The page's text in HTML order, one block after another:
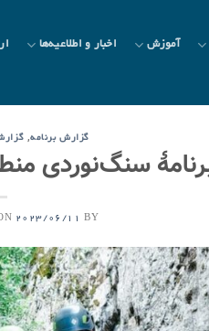
آموزش اخبار و اطلاعیه‌ها
گزارش برنامه,
سنگ‌نوردی منطقۀ
2023/06/11 BY